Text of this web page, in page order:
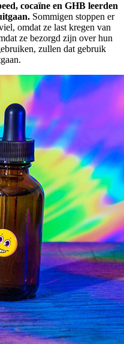
cocaïne en GHB leerden
Sommigen stoppen er
omdat ze last kregen van
ze bezorgd zijn over hun
zullen dat gebruik